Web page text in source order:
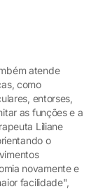
atende
como
entorses,
as funções e a
Liliane
o
novamente e
facilidade",